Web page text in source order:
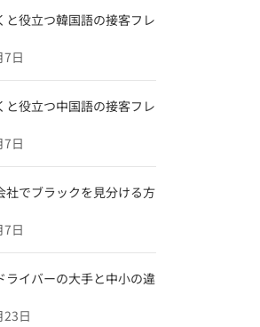
と役立つ韓国語の接客フレ
7日
と役立つ中国語の接客フレ
7日
社でブラックを見分ける方
7日
ライバーの大手と中小の違
23日